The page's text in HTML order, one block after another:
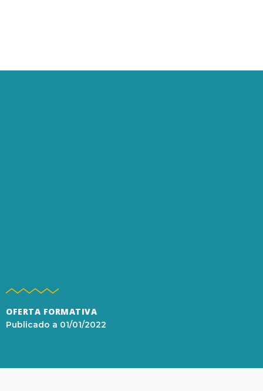
OFERTA FORMATIVA
Publicado a 01/01/2022